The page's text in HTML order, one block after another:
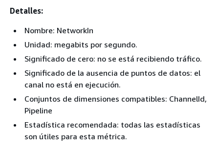
Detalles:
Nombre: NetworkIn
Unidad: megabits por segundo.
Significado de cero: no se está recibiendo tráfico.
Significado de la ausencia de puntos de datos: el
canal no está en ejecución.
Conjuntos de dimensiones compatibles: ChannelId,
Pipeline
Estadística recomendada: todas las estadísticas
son útiles para esta métrica.